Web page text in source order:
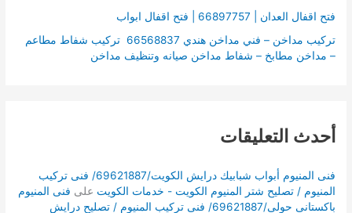
فتح اقفال العدان | 66897757 | فتح اقفال ابواب
تركيب مداخن – فني مداخن هندي 66568837 تركيب شفاط مطاعم
– مداخن مطابخ – شفاط مداخن صيانه وتنظيف مداخن
أحدث التعليقات
فنى المنيوم أبواب شبابيك درايش الكويت/69621887/ فنى تركيب
المنيوم / تصليح شتر المنيوم الكويت - خدمات الكويت على فنى المنيوم
باكستانى حولى/69621887/ فنى تركيب المنيوم / تصليح درايش